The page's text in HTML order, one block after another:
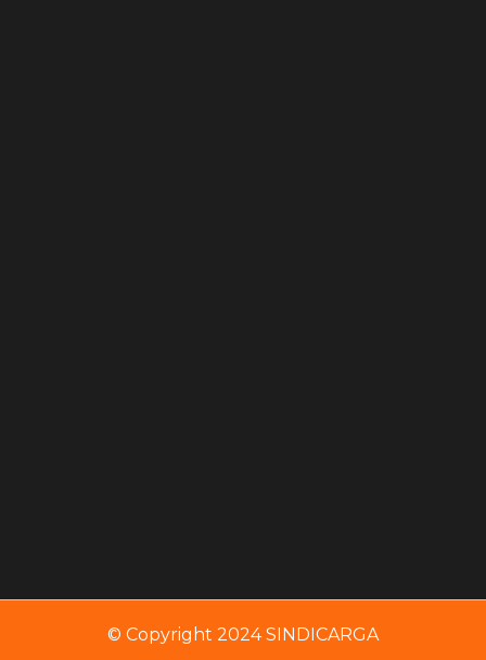
© Copyright 2024 SINDICARGA